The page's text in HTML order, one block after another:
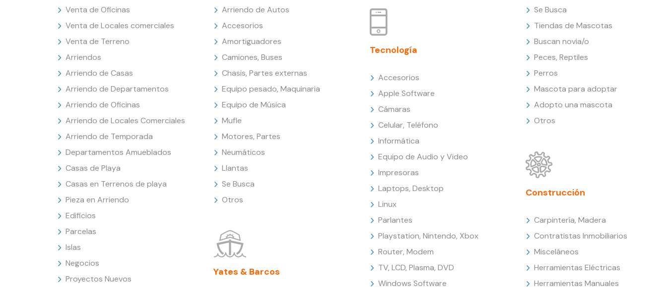
Venta de Oficinas
Venta de Locales comerciales
Venta de Terreno
Arriendos
Arriendo de Casas
Arriendo de Departamentos
Arriendo de Oficinas
Arriendo de Locales Comerciales
Arriendo de Temporada
Departamentos Amueblados
Casas de Playa
Casas en Terrenos de playa
Pieza en Arriendo
Edificios
Parcelas
Islas
Negocios
Proyectos Nuevos
Arriendo de Autos
Accesorios
Amortiguadores
Camiones, Buses
Chasis, Partes externas
Equipo pesado, Maquinaria
Equipo de Música
Mufle
Motores, Partes
Neumáticos
Llantas
Se Busca
Otros
Yates & Barcos
Tecnología
Accesorios
Apple Software
Cámaras
Celular, Teléfono
Informática
Equipo de Audio y Video
Impresoras
Laptops, Desktop
Linux
Parlantes
Playstation, Nintendo, Xbox
Router, Modem
TV, LCD, Plasma, DVD
Windows Software
Se Busca
Tiendas de Mascotas
Buscan novia/o
Peces, Reptiles
Perros
Mascota para adoptar
Adopto una mascota
Otros
Construcción
Carpintería, Madera
Contratistas Inmobiliarios
Misceláneos
Herramientas Eléctricas
Herramientas Manuales